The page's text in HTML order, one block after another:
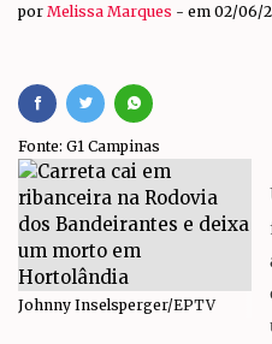
por Melissa Marques em 02/06/
Fonte: G1 Campinas
Johnny Inselsperger/EPTV